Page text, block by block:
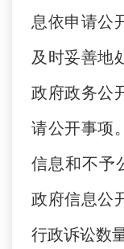
息依申请公
及时妥善地
政府政务公
请公开事项
信息和不予
政府信息公
行政诉讼数